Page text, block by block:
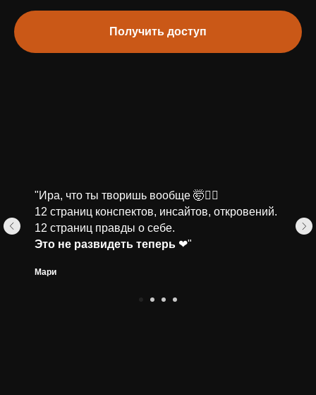
Получить доступ
"Ира, что ты творишь вообще 🤯❤️‍🔥
12 страниц конспектов, инсайтов, откровений.
12 страниц правды о себе.
Это не развидеть теперь ❤"
Мари